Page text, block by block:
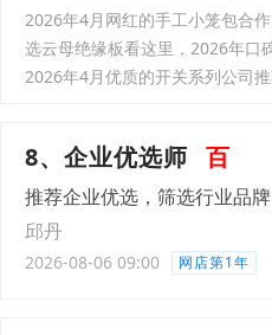
8、企业优选师 百
推荐企业优选，筛选行业品牌
邱丹
2026-08-06 09:00 网店第1年